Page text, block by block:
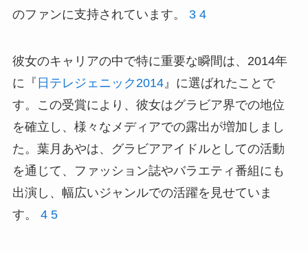
のファンに支持されています。 3 4
彼女のキャリアの中で特に重要な瞬間は、2014年
に『 日テレジェニック2014』に選ばれたことで
す。この受賞により、彼女はグラビア界での地位
を確立し、様々なメディアでの露出が増加しまし
た。葉月あやは、グラビアアイドルとしての活動
を通じて、ファッション誌やバラエティ番組にも
出演し、幅広いジャンルでの活躍を見せていま
す。 4 5